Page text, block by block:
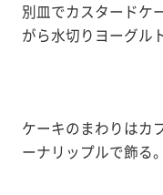
別皿でカスタードケ
がら水切りヨーグル
ケーキのまわりはカ
ーナリップルで飾る。